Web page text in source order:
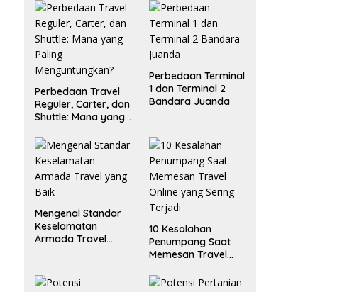
Perbedaan Travel
Reguler, Carter, dan
Shuttle: Mana yang
Menguntungkan?
Perbedaan Terminal
1 dan Terminal 2
Bandara Juanda
Mengenal Standar
Keselamatan
Armada Travel
10 Kesalahan
Penumpang Saat
Memesan Travel
Terjadi